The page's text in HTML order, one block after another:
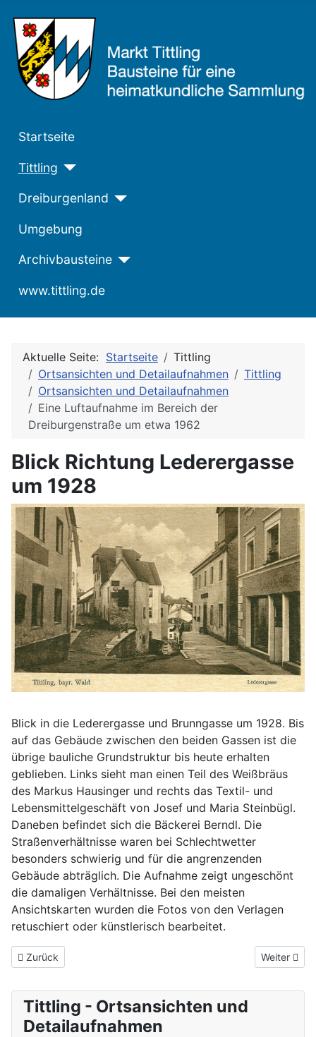
Startseite
Tittling
Dreiburgenland
Umgebung
Archivbausteine
www.tittling.de
Aktuelle Seite: Startseite
Tittling
Ortsansichten und Detailaufnahmen
Tittling
Ortsansichten und Detailaufnahmen
Eine Luftaufnahme im Bereich der
Dreiburgenstraße um etwa 1962
Blick Richtung Lederergasse
um 1928
Blick in die Lederergasse und Brunngasse um 1928. Bis
auf das Gebäude zwischen den beiden Gassen ist die
übrige bauliche Grundstruktur bis heute erhalten
geblieben. Links sieht man einen Teil des Weißbräus
des Markus Hausinger und rechts das Textil- und
Lebensmittelgeschäft von Josef und Maria Steinbügl.
Daneben befindet sich die Bäckerei Berndl. Die
Straßenverhältnisse waren bei Schlechtwetter
besonders schwierig und für die angrenzenden
Gebäude abträglich. Die Aufnahme zeigt ungeschönt
die damaligen Verhältnisse. Bei den meisten
Ansichtskarten wurden die Fotos von den Verlagen
retuschiert oder künstlerisch bearbeitet.
Vorheriger Beitrag: Der Marktplatz um 1929
Zurück Nächster
Weiter
Tittling - Ortsansichten und
Detailaufnahmen